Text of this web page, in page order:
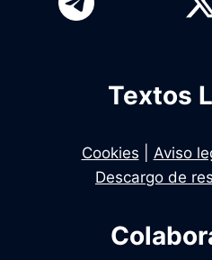
Textos
Cookies Aviso
Descargo de